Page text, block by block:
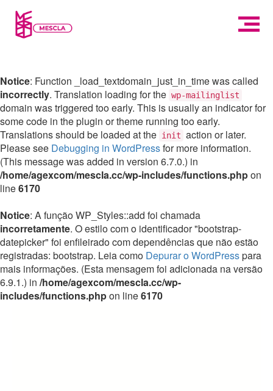
Notice: Function _load_textdomain_just_in_time was called
incorrectly. Translation loading for the wp-mailinglist
domain was triggered too early. This is usually an indicator for
some code in the plugin or theme running too early.
Translations should be loaded at the init action or later.
Please see Debugging in WordPressfor more information.
(This message was added in version 6.7.0.) in
/home/agexcom/mescla.cc/wp-includes/functions.phpon
line6170
Notice: A função WP_Styles::add foi chamada
incorretamente. O estilo com o identificador "bootstrap-
datepicker" foi enfileirado com dependências que não estão
registradas: bootstrap. Leia como Depurar o WordPresspara
mais informações. (Esta mensagem foi adicionada na versão
6.9.1.) in /home/agexcom/mescla.cc/wp-
includes/functions.phpon line6170